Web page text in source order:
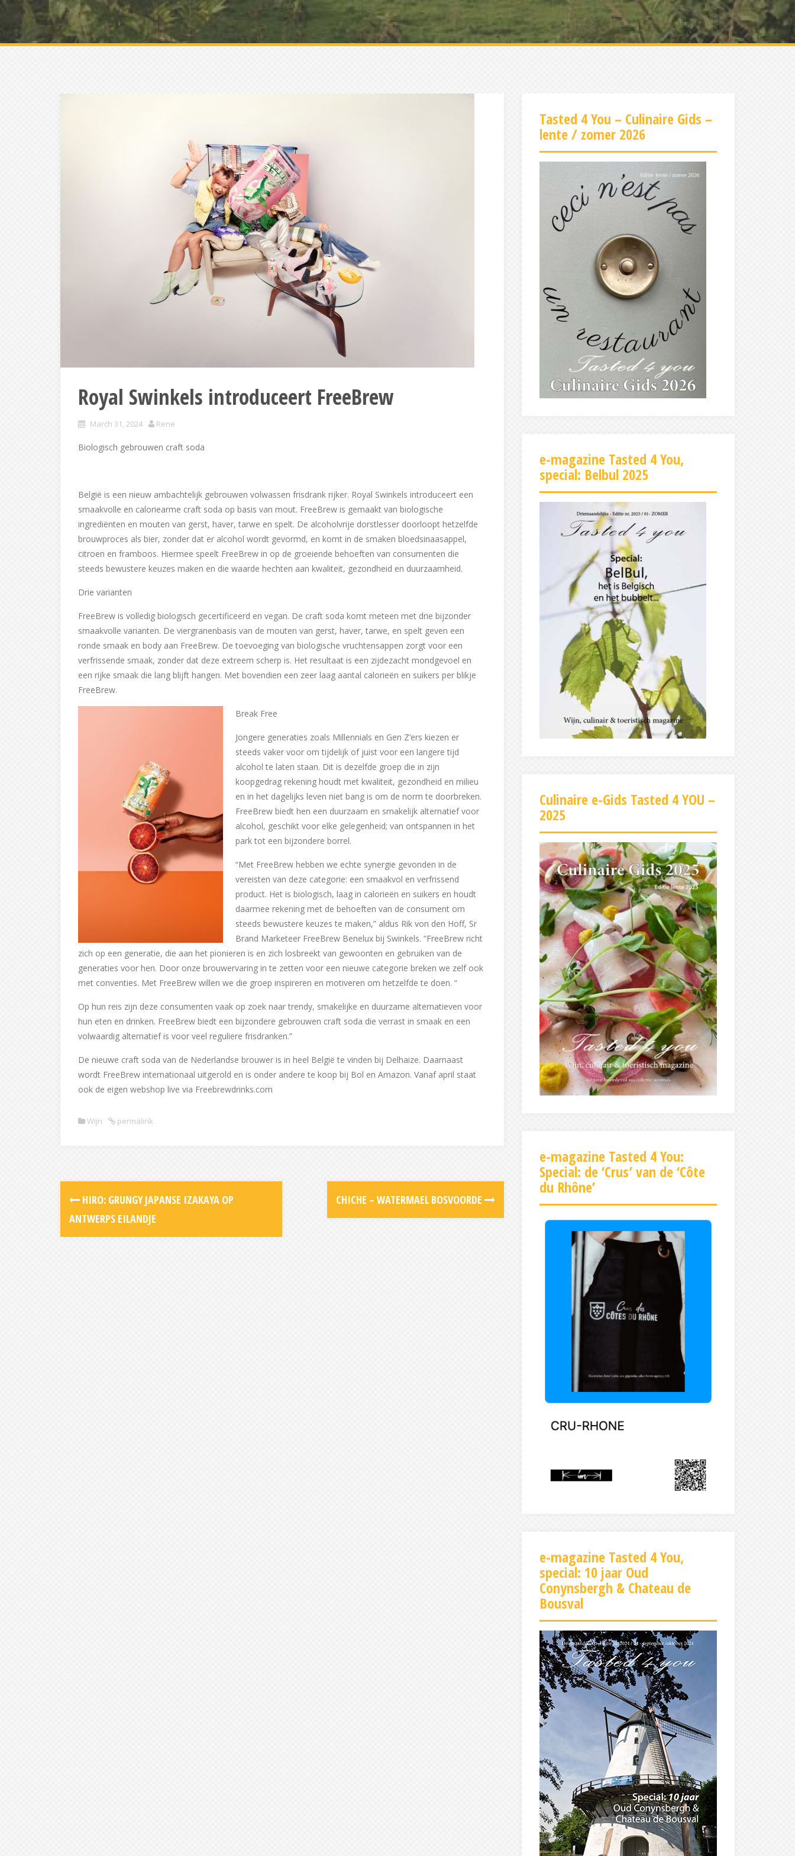
Royal Swinkels introduceert FreeBrew
March 31, 2024 Rene
Biologisch gebrouwen craft soda
België is een nieuw ambachtelijk gebrouwen volwassen frisdrank rijker. Royal Swinkels introduceert een
smaakvolle en caloriearme craft soda op basis van mout. FreeBrew is gemaakt van biologische
ingrediënten en mouten van gerst, haver, tarwe en spelt. De alcoholvrije dorstlesser doorloopt hetzelfde
brouwproces als bier, zonder dat er alcohol wordt gevormd, en komt in de smaken bloedsinaasappel,
citroen en framboos. Hiermee speelt FreeBrew in op de groeiende behoeften van consumenten die
steeds bewustere keuzes maken en die waarde hechten aan kwaliteit, gezondheid en duurzaamheid.
Drie varianten
FreeBrew is volledig biologisch gecertificeerd en vegan. De craft soda komt meteen met drie bijzonder
smaakvolle varianten. De viergranenbasis van de mouten van gerst, haver, tarwe, en spelt geven een
ronde smaak en body aan FreeBrew. De toevoeging van biologische vruchtensappen zorgt voor een
verfrissende smaak, zonder dat deze extreem scherp is. Het resultaat is een zijdezacht mondgevoel en
een rijke smaak die lang blijft hangen. Met bovendien een zeer laag aantal calorieën en suikers per blikje
FreeBrew.
Break Free
Jongere generaties zoals Millennials en Gen Z’ers kiezen er
steeds vaker voor om tijdelijk of juist voor een langere tijd
alcohol te laten staan. Dit is dezelfde groep die in zijn
koopgedrag rekening houdt met kwaliteit, gezondheid en milieu
en in het dagelijks leven niet bang is om de norm te doorbreken.
FreeBrew biedt hen een duurzaam en smakelijk alternatief voor
alcohol, geschikt voor elke gelegenheid; van ontspannen in het
park tot een bijzondere borrel.
“Met FreeBrew hebben we echte synergie gevonden in de
vereisten van deze categorie: een smaakvol en verfrissend
product. Het is biologisch, laag in calorieën en suikers en houdt
daarmee rekening met de behoeften van de consument om
steeds bewustere keuzes te maken,” aldus Rik von den Hoff, Sr
Brand Marketeer FreeBrew Benelux bij Swinkels. “FreeBrew richt
zich op een generatie, die aan het pionieren is en zich losbreekt van gewoonten en gebruiken van de
generaties voor hen. Door onze brouwervaring in te zetten voor een nieuwe categorie breken we zelf ook
met conventies. Met FreeBrew willen we die groep inspireren en motiveren om hetzelfde te doen. “
Op hun reis zijn deze consumenten vaak op zoek naar trendy, smakelijke en duurzame alternatieven voor
hun eten en drinken. FreeBrew biedt een bijzondere gebrouwen craft soda die verrast in smaak en een
volwaardig alternatief is voor veel reguliere frisdranken.”
De nieuwe craft soda van de Nederlandse brouwer is in heel België te vinden bij Delhaize. Daarnaast
wordt FreeBrew internationaal uitgerold en is onder andere te koop bij Bol en Amazon. Vanaf april staat
ook de eigen webshop live via Freebrewdrinks.com
Wijn permalink
Post
navigation
HIRO: GRUNGY JAPANSE IZAKAYA OP
ANTWERPS EILANDJE
CHICHE – WATERMAEL BOSVOORDE
Tasted 4 You – Culinaire Gids –
lente / zomer 2026
e-magazine Tasted 4 You,
special: Belbul 2025
Culinaire e-Gids Tasted 4 YOU –
2025
e-magazine Tasted 4 You:
Special: de ‘Crus’ van de ‘Côte
du Rhône’
e-magazine Tasted 4 You,
special: 10 jaar Oud
Conynsbergh & Chateau de
Bousval